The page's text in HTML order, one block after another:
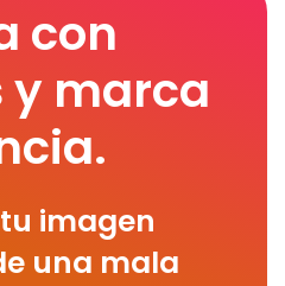
con
y marca
imagen
una mala